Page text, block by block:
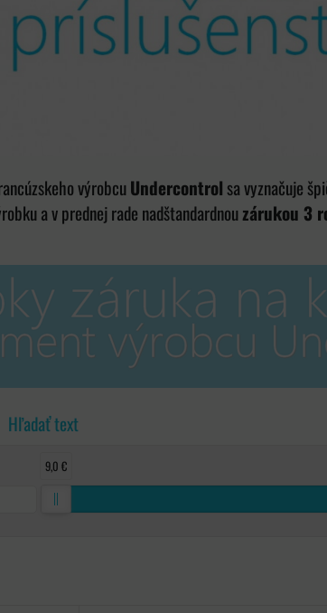
výrobcuUndercontrolsa vyznačuje
a v prednej rade nadštandardnouzárukou 3
Hľadať text
9,0 €